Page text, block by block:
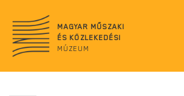
tartalomra
data
MAGYAR MŰSZAKI
ÉS KÖZLEKEDÉSI
MÚZEUM